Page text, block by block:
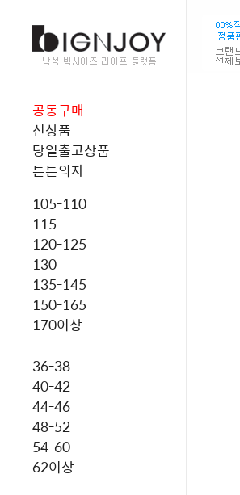
공동구매
신상품
당일출고상품
튼튼의자
105-110
115
120-125
130
135-145
150-165
170이상
36-38
40-42
44-46
48-52
54-60
62이상